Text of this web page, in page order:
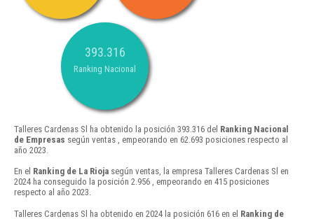
393.316
Ranking Nacional
Talleres Cardenas Sl ha obtenido la posición 393.316 del Ranking Nacional
de Empresas según ventas , empeorando en 62.693 posiciones respecto al
año 2023.
En el Ranking de La Rioja según ventas, la empresa Talleres Cardenas Sl en
2024 ha conseguido la posición 2.956 , empeorando en 415 posiciones
respecto al año 2023.
Talleres Cardenas Sl ha obtenido en 2024 la posición 616 en el Ranking de